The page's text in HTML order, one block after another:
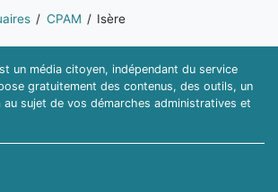
CPAM Isère
un média citoyen, indépendant du service
gratuitement des contenus, des outils, un
au sujet de vos démarches administratives et